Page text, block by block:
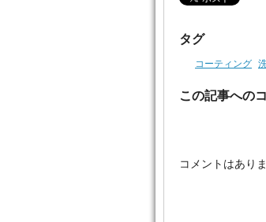
タグ
コーティング
この記事への
コメントはありま